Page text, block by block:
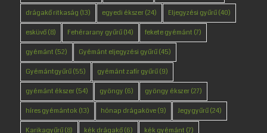
drágakő ritkaság (13) egyedi ékszer(24) Eljegyzési gyűrű(40)
esküvő(8) Fehérarany gyűrű(14) fekete gyémánt (7)
gyémánt (52) Gyémánt eljegyzési gyűrű(45)
Gyémántgyűrű(55) gyémánt zafír gyűrű(9)
gyémánt ékszer(54) gyöngy (6) gyöngy ékszer(27)
híres gyémántok(13) hónap drágaköve(9) Jegygyűrű(24)
Karikagyűrű(8) kék drágakő(6) kék gyémánt (7)